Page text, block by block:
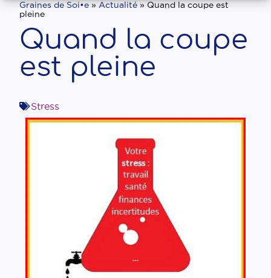
Graines de Soi•e » Actualité » Quand la coupe est
pleine
Quand la coupe
est pleine
Stress